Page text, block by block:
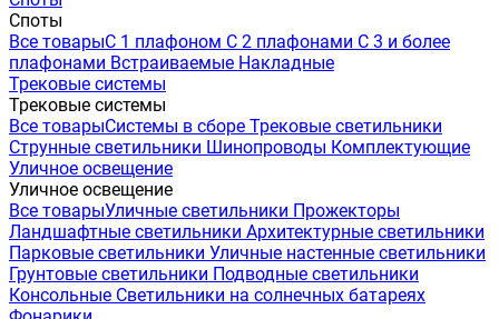
Споты
Все товарыС 1 плафоном С 2 плафонами С 3 и более
плафонами Встраиваемые Накладные
Трековые системы
Трековые системы
Все товарыСистемы в сборе Трековые светильники
Струнные светильники Шинопроводы Комплектующие
Уличное освещение
Уличное освещение
Все товарыУличные светильники Прожекторы
Ландшафтные светильники Архитектурные светильники
Парковые светильники Уличные настенные светильники
Грунтовые светильники Подводные светильники
Консольные Светильники на солнечных батареях